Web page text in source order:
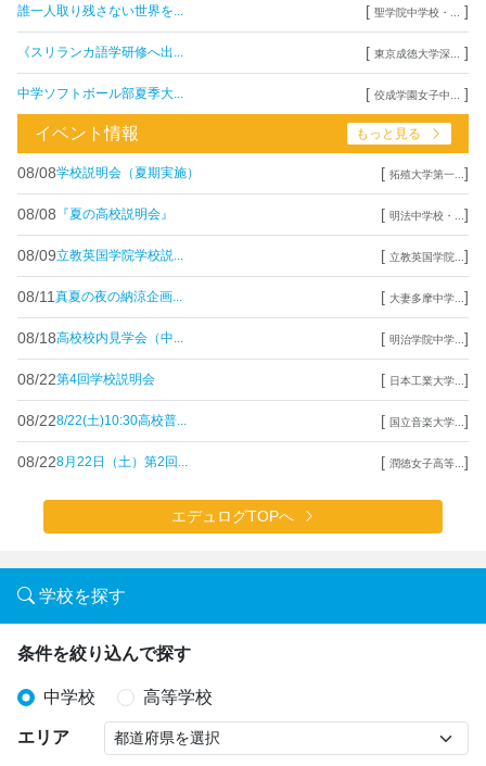
誰一人取り残さない世界を... [ 聖学院中学校・... ]
《スリランカ語学研修へ出... [ 東京成徳大学深... ]
中学ソフトボール部夏季大... [ 佼成学園女子中... ]
イベント情報 もっと見る
08/08学校説明会（夏期実施） [ 拓殖大学第一... ]
08/08 『夏の高校説明会』 [ 明法中学校・... ]
08/09立教英国学院学校説... [ 立教英国学院... ]
08/11 真夏の夜の納涼企画... [ 大妻多摩中学... ]
08/18高校校内見学会（中... [ 明治学院中学... ]
08/22第4回学校説明会 [ 日本工業大学... ]
08/228/22(土)10:30高校普... [ 国立音楽大学... ]
08/228月22日（土）第2回... [ 潤徳女子高等... ]
エデュログTOPへ
学校を探す
条件を絞り込んで探す
中学校 高等学校
エリア